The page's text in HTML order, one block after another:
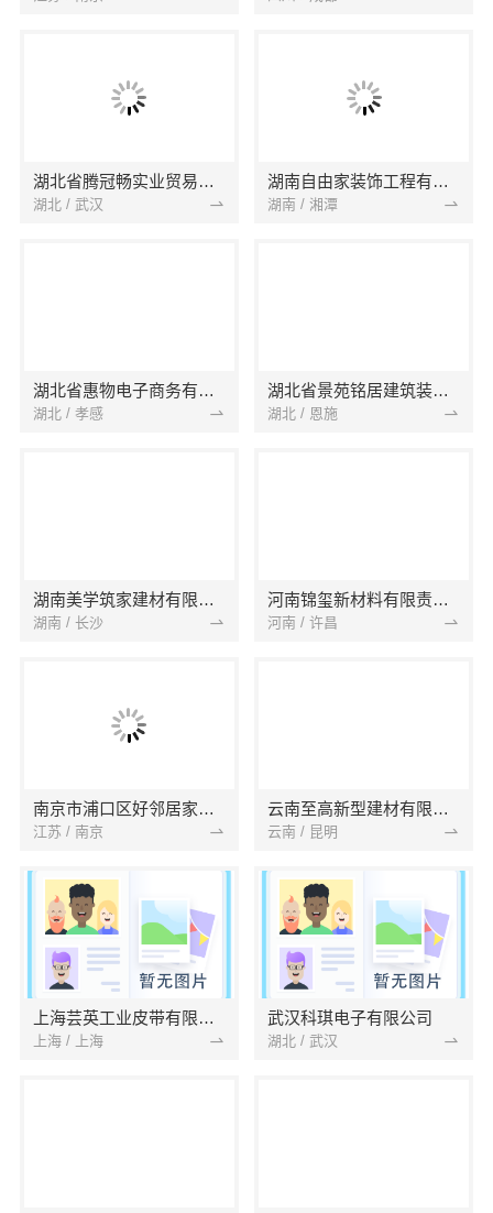
湖北省腾冠畅实业贸易有限公司
湖北 / 武汉
湖南自由家装饰工程有限公司
湖南 / 湘潭
湖北省惠物电子商务有限公司
湖北 / 孝感
湖北省景苑铭居建筑装饰有限公司
湖北 / 恩施
湖南美学筑家建材有限公司
湖南 / 长沙
河南锦玺新材料有限责任公司
河南 / 许昌
南京市浦口区好邻居家政服务中心
江苏 / 南京
云南至高新型建材有限公司
云南 / 昆明
上海芸英工业皮带有限公司
上海 / 上海
武汉科琪电子有限公司
湖北 / 武汉